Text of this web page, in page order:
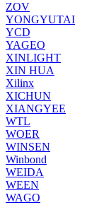
ZOV
YONGYUTAI
YCD
YAGEO
XINLIGHT
XIN HUA
Xilinx
XICHUN
XIANGYEE
WTL
WOER
WINSEN
Winbond
WEIDA
WEEN
WAGO